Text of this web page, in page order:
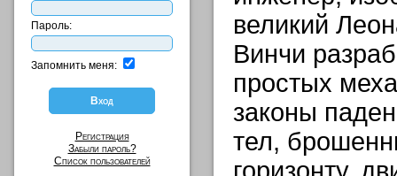
Пароль:
Запомнить меня:
Регистрация
Забыли пароль?
Список пользователей
великий
Винчи
простых
законы
тел,